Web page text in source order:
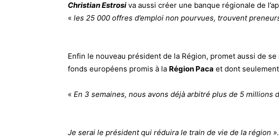
Christian Estrosiva aussi créer une banque régionale de
« les 25 000 offres d’emploi non pourvues, trouvent
Enfin le nouveau président de la Région, promet aussi de
fonds européens promis à la Région Paca et dont
« En 3 semaines, nous avons déjà arbitré plus de 5 millions
Je serai le président qui réduira le train de vie de la région